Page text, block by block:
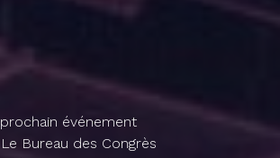
prochain événement
Le Bureau des Congrès